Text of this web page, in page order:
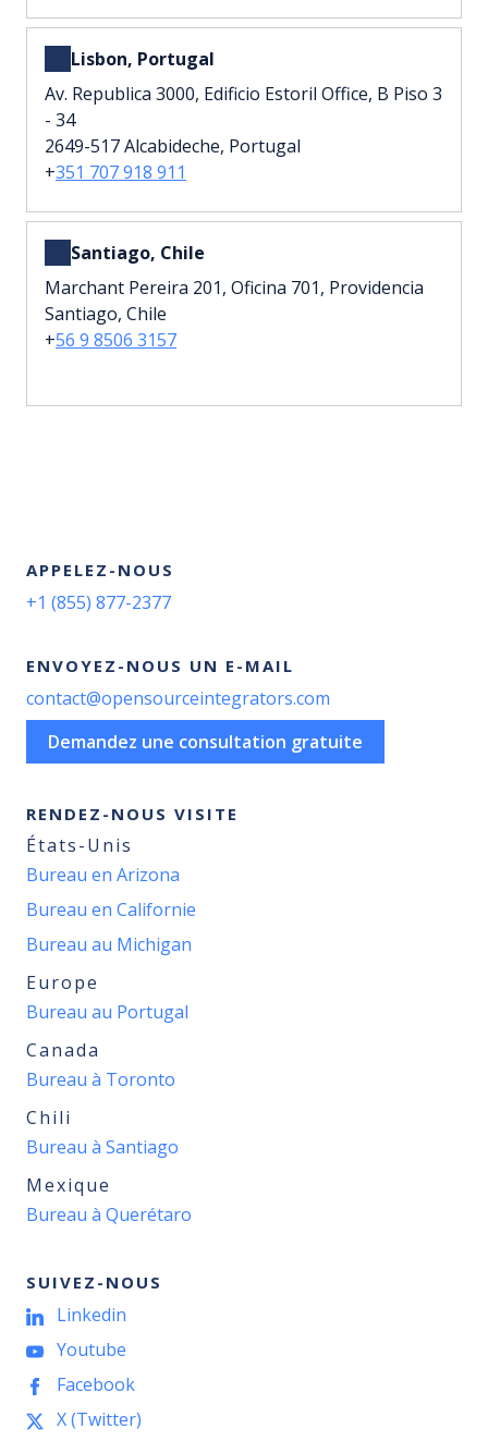
Lisbon, Portugal
Av. Republica 3000, Edificio Estoril Office, B Piso 3
- 34
2649-517 Alcabideche, Portugal
+351 707 918 911
Santiago, Chile
Marchant Pereira 201, Oficina 701, Providencia
Santiago, Chile
+56 9 8506 3157
APPELEZ-NOUS
+1 (855) 877-2377
ENVOYEZ-NOUS UN E-MAIL
contact@opensourceintegrators.com
Demandez une consultation gratuite
RENDEZ-NOUS VISITE
États-Unis
Bureau en Arizona
Bureau en Californie
Bureau au Michigan
Europe
Bureau au Portugal
Canada
Bureau à Toronto
Chili
Bureau à Santiago
Mexique
Bureau à Querétaro
SUIVEZ-NOUS
Linkedin
Youtube
Facebook
X (Twitter)